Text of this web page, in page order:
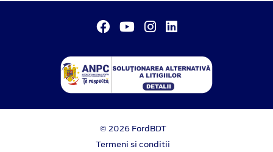
© 2026 FordBDT
Termeni si conditii